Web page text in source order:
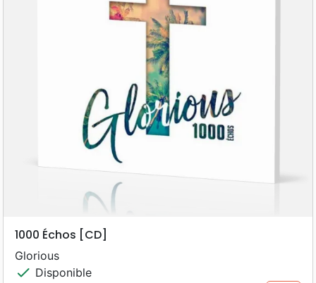
1000 Échos [CD]
Glorious
check Disponible